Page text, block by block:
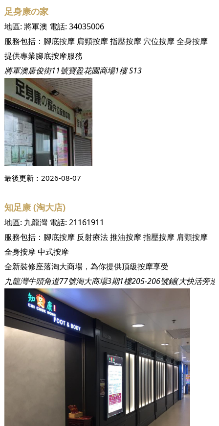
足身康の家
地區: 將軍澳 電話: 34035006
服務包括： 腳底按摩 肩頸按摩指壓按摩 穴位按摩全身按摩
提供專業腳底按摩服務
將軍澳唐俊街11號寶盈花園商場1樓 S13
最後更新： 2026-08-07
知足康 (淘大店)
地區: 九龍灣電話: 21161911
服務包括： 腳底按摩 反射療法推油按摩指壓按摩 肩頸按摩
全身按摩中式按摩
全新裝修座落淘大商場，為你提供頂級按摩享受
九龍灣牛頭角道77號淘大商場3期1樓205-206號鋪(大快活旁